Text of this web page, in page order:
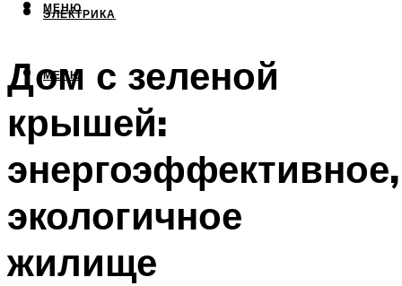
ЭЛЕКТРИКА
МЕНЮ
МЕНЮ
Дом с зеленой
крышей:
энергоэффективное,
экологичное
жилище